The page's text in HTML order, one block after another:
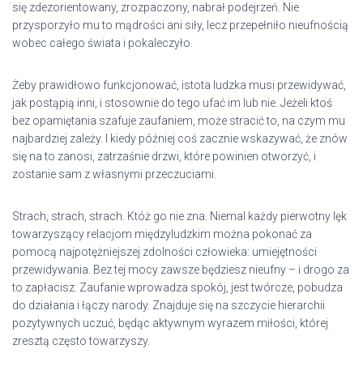
się zdezorientowany, zrozpaczony, nabrał podejrzeń. Nie
przysporzyło mu to mądrości ani siły, lecz przepełniło nieufnością
wobec całego świata i pokaleczyło.
Żeby prawidłowo funkcjonować, istota ludzka musi przewidywać,
jak postąpią inni, i stosownie do tego ufać im lub nie. Jeżeli ktoś
bez opamiętania szafuje zaufaniem, może stracić to, na czym mu
najbardziej zależy. I kiedy później coś zacznie wskazywać, że znów
się na to zanosi, zatrzaśnie drzwi, które powinien otworzyć, i
zostanie sam z własnymi przeczuciami.
Strach, strach, strach. Któż go nie zna. Niemal każdy pierwotny lęk
towarzyszący relacjom międzyludzkim można pokonać za
pomocą najpotężniejszej zdolności człowieka: umiejętności
przewidywania. Bez tej mocy zawsze będziesz nieufny – i drogo za
to zapłacisz. Zaufanie wprowadza spokój, jest twórcze, pobudza
do działania i łączy narody. Znajduje się na szczycie hierarchii
pozytywnych uczuć, będąc aktywnym wyrazem miłości, której
zresztą często towarzyszy.